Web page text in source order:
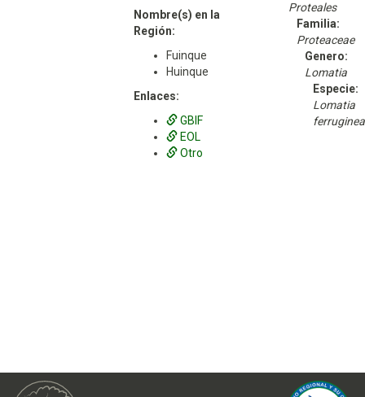
Nombre(s) en la
Región:
Fuinque
Huinque
Enlaces:
GBIF
EOL
Otro
Proteales
Familia:
Proteaceae
Genero:
Lomatia
Especie:
Lomatia
ferruginea